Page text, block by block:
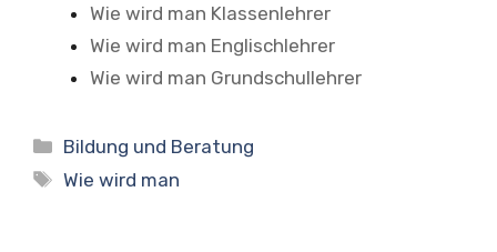
Wie wird man Klassenlehrer
Wie wird man Englischlehrer
Wie wird man Grundschullehrer
Kategorien
Bildung und Beratung
Schlagwörter
Wie wird man